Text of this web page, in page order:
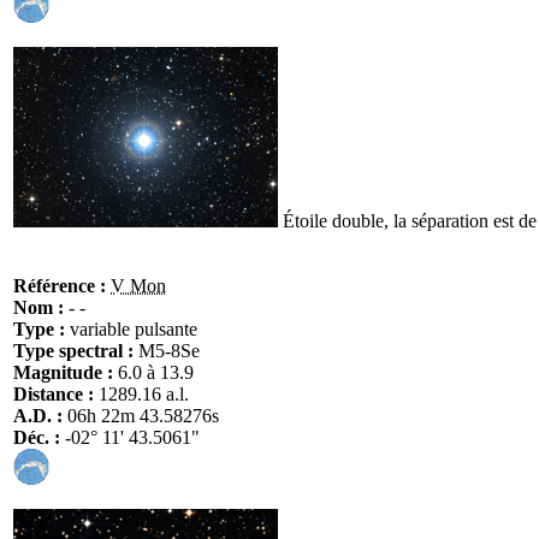
Étoile double, la séparation est
Référence : V Mon
Nom : - -
Type : variable pulsante
Type spectral : M5-8Se
Magnitude : 6.0 à 13.9
Distance : 1289.16 a.l.
A.D. : 06h 22m 43.58276s
Déc. : -02° 11' 43.5061"